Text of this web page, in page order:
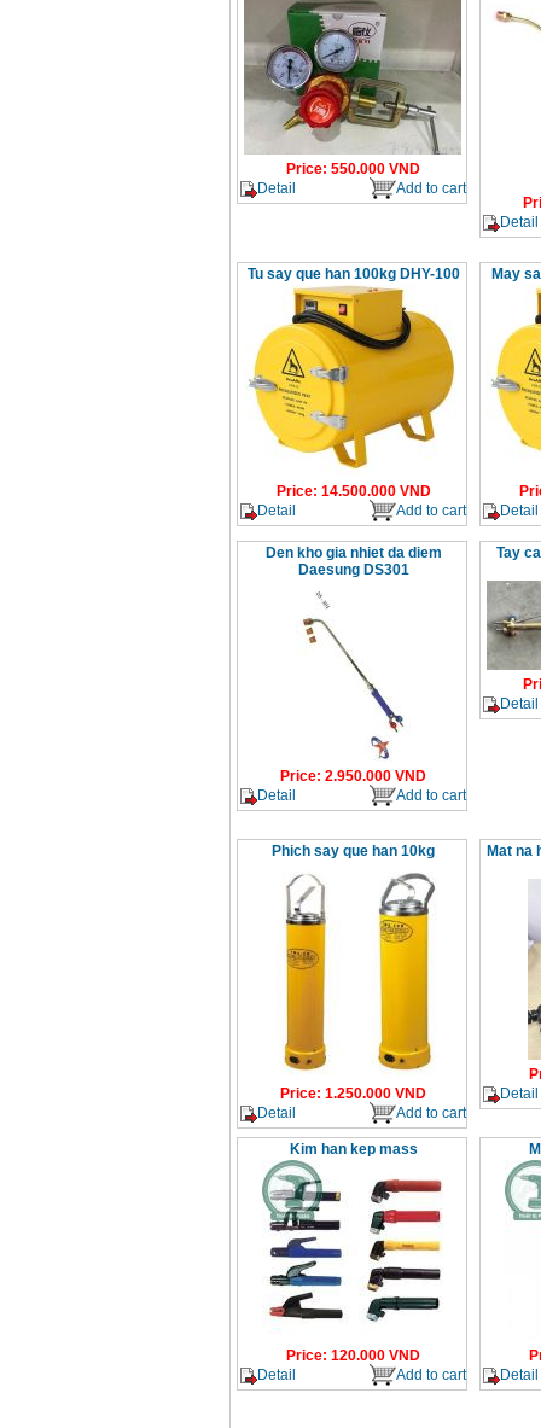
Price: 550.000 VND
Detail
Add to cart
Detail
Tu say que han 100kg DHY-100
Price: 14.500.000VND
Detail
Add to cart
May
Detail
Den kho gia nhiet da diem
Daesung DS301
Price: 2.950.000 VND
Detail
Add to cart
Tay
Detail
Phich say que han 10kg
Price: 1.250.000 VND
Detail
Add to cart
Mat na
Detail
Kim han kep mass
Price: 120.000 VND
Detail
Add to cart
Detail